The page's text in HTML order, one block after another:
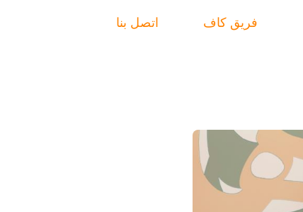
فريق كاف اتصل بنا